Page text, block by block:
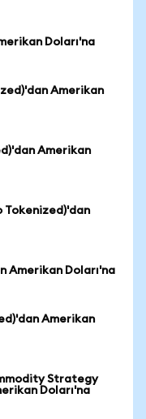
Doları'na
Amerikan
Amerikan
Tokenized)'dan
Amerikan Doları'na
Amerikan
Strategy
Doları'na